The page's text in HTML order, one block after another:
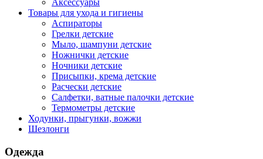
Аксессуары
Товары для ухода и гигиены
Аспираторы
Грелки детские
Мыло, шампуни детские
Ножнички детские
Ночники детские
Присыпки, крема детские
Расчески детские
Салфетки, ватные палочки детские
Термометры детские
Ходунки, прыгунки, вожжи
Шезлонги
Одежда